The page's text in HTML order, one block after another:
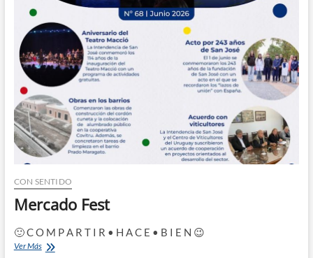
CON SENTIDO
Mercado Fest
🙂 C O M P A R T I R • H A C E • B I E N 😉
Ver MásMercado